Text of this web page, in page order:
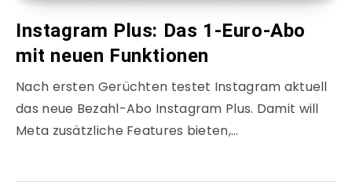
Instagram Plus: Das 1-Euro-Abo
mit neuen Funktionen
Nach ersten Gerüchten testet Instagram aktuell
das neue Bezahl-Abo Instagram Plus. Damit will
Meta zusätzliche Features bieten,…